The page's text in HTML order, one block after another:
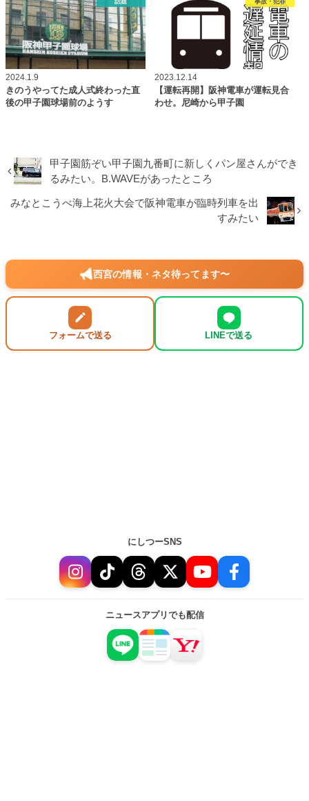
2024.1.9
きのうやってた成人式終わった直
後の甲子園球場前のようす
2023.12.14
【運転再開】阪神電車が運転見合
わせ。尼崎から甲子園
甲子園筋ぞい甲子園九番町に新しくパン屋さんができ
るみたい。B.WAVEがあったところ
みなとこうべ海上花火大会で阪神電車が臨時列車を出
すみたい
西宮の情報・ネタ待ってます〜
フォームで送る LINEで送る
にしつーSNS
ニュースアプリでも配信